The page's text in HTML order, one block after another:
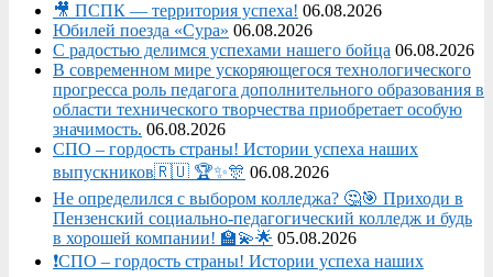
🎥 ПСПК — территория успеха! 06.08.2026
Юбилей поезда «Сура» 06.08.2026
С радостью делимся успехами нашего бойца 06.08.2026
В современном мире ускоряющегося технологического
прогресса роль педагога дополнительного образования в
области технического творчества приобретает особую
значимость. 06.08.2026
СПО – гордость страны! Истории успеха наших
выпускников🇷🇺 🏆✨🎊 06.08.2026
Не определился с выбором колледжа? 🤔🎯 Приходи в
Пензенский социально-педагогический колледж и будь
в хорошей компании! 🏫💫🌟 05.08.2026
❗СПО – гордость страны! Истории успеха наших